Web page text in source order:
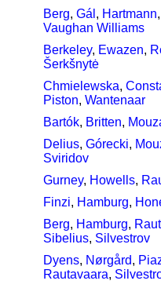
Berg, Gál , Hartmann
Vaughan Williams
Berkeley, Ewazen,
Šerkšnytė
Chmielewska,
Piston, Wantenaar
Bartók, Britten,
Delius, Górecki,
Sviridov
Gurney, Howells,
Finzi, Hamburg,
Berg, Hamburg,
Sibelius, Silvestrov
Dyens, Nørgård,
Rautavaara,